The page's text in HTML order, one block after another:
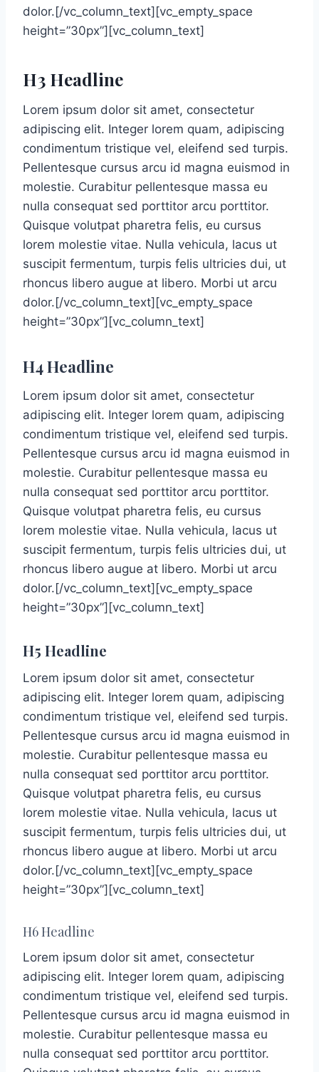
dolor.[/vc_column_text][vc_empty_space
height=”30px”][vc_column_text]
H3 Headline
Lorem ipsum dolor sit amet, consectetur
adipiscing elit. Integer lorem quam, adipiscing
condimentum tristique vel, eleifend sed turpis.
Pellentesque cursus arcu id magna euismod in
molestie. Curabitur pellentesque massa eu
nulla consequat sed porttitor arcu porttitor.
Quisque volutpat pharetra felis, eu cursus
lorem molestie vitae. Nulla vehicula, lacus ut
suscipit fermentum, turpis felis ultricies dui, ut
rhoncus libero augue at libero. Morbi ut arcu
dolor.[/vc_column_text][vc_empty_space
height=”30px”][vc_column_text]
H4 Headline
Lorem ipsum dolor sit amet, consectetur
adipiscing elit. Integer lorem quam, adipiscing
condimentum tristique vel, eleifend sed turpis.
Pellentesque cursus arcu id magna euismod in
molestie. Curabitur pellentesque massa eu
nulla consequat sed porttitor arcu porttitor.
Quisque volutpat pharetra felis, eu cursus
lorem molestie vitae. Nulla vehicula, lacus ut
suscipit fermentum, turpis felis ultricies dui, ut
rhoncus libero augue at libero. Morbi ut arcu
dolor.[/vc_column_text][vc_empty_space
height=”30px”][vc_column_text]
H5 Headline
Lorem ipsum dolor sit amet, consectetur
adipiscing elit. Integer lorem quam, adipiscing
condimentum tristique vel, eleifend sed turpis.
Pellentesque cursus arcu id magna euismod in
molestie. Curabitur pellentesque massa eu
nulla consequat sed porttitor arcu porttitor.
Quisque volutpat pharetra felis, eu cursus
lorem molestie vitae. Nulla vehicula, lacus ut
suscipit fermentum, turpis felis ultricies dui, ut
rhoncus libero augue at libero. Morbi ut arcu
dolor.[/vc_column_text][vc_empty_space
height=”30px”][vc_column_text]
H6 Headline
Lorem ipsum dolor sit amet, consectetur
adipiscing elit. Integer lorem quam, adipiscing
condimentum tristique vel, eleifend sed turpis.
Pellentesque cursus arcu id magna euismod in
molestie. Curabitur pellentesque massa eu
nulla consequat sed porttitor arcu porttitor.